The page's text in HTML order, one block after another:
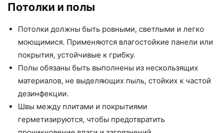
Потолки и полы
Потолки должны быть ровными, светлыми и легко
моющимися. Применяются влагостойкие панели или
покрытия, устойчивые к грибку.
Полы обязаны быть выполнены из нескользящих
материалов, не выделяющих пыль, стойких к частой
дезинфекции.
Швы между плитами и покрытиями
герметизируются, чтобы предотвратить